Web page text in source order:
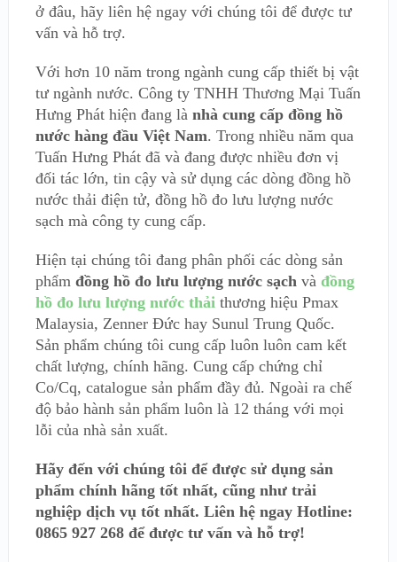
ở đâu, hãy liên hệ ngay với chúng tôi để được tư
vấn và hỗ trợ.
Với hơn 10 năm trong ngành cung cấp thiết bị vật
tư ngành nước. Công ty TNHH Thương Mại Tuấn
Hưng Phát hiện đang là nhà cung cấp đồng hồ
nước hàng đầu Việt Nam. Trong nhiều năm qua
Tuấn Hưng Phát đã và đang được nhiều đơn vị
đối tác lớn, tin cậy và sử dụng các dòng đồng hồ
nước thải điện tử, đồng hồ đo lưu lượng nước
sạch mà công ty cung cấp.
Hiện tại chúng tôi đang phân phối các dòng sản
phẩm đồng hồ đo lưu lượng nước sạch vàđồng
hồ đo lưu lượng nước thảithương hiệu Pmax
Malaysia, Zenner Đức hay Sunul Trung Quốc.
Sản phẩm chúng tôi cung cấp luôn luôn cam kết
chất lượng, chính hãng. Cung cấp chứng chỉ
Co/Cq, catalogue sản phẩm đầy đủ. Ngoài ra chế
độ bảo hành sản phẩm luôn là 12 tháng với mọi
lỗi của nhà sản xuất.
Hãy đến với chúng tôi để được sử dụng sản
phẩm chính hãng tốt nhất, cũng như trải
nghiệp dịch vụ tốt nhất. Liên hệ ngay Hotline:
0865 927 268 để được tư vấn và hỗ trợ!